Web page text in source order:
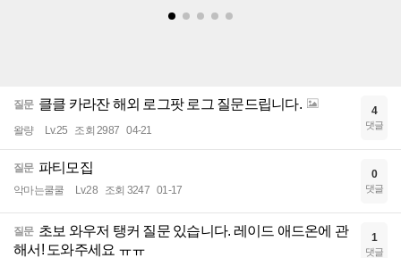
질문 클클 카라잔 해외 로그팟 로그 질문드립니다.
왈량 Lv.25 조회 2987 04-21
4
댓글
질문 파티모집
악마는쿨쿨 Lv.28 조회 3247 01-17
0
댓글
질문 초보 와우저 탱커 질문 있습니다. 레이드 애드온에 관
해서! 도와주세요 ㅠㅠ
1
댓글